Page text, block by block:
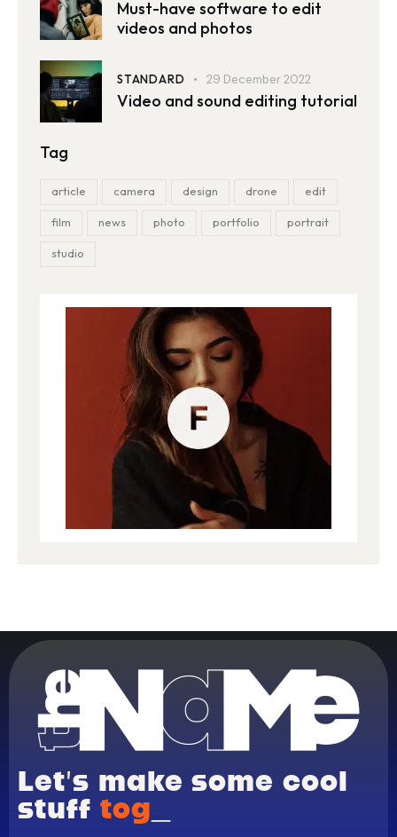
Must-have software to edit
videos and photos
STANDARD 29 December 2022
Video and sound editing tutorial
Tag
article camera design drone edit
film news photo portfolio portrait
studio
Let’s make some cool
stuff togeth